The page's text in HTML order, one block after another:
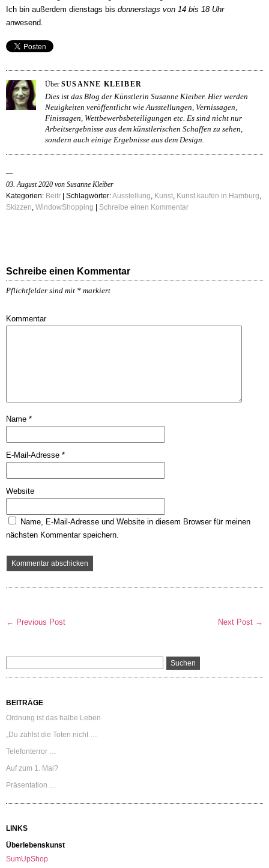
Ich bin außerdem dienstags bis donnerstags von 14 bis 18 Uhr
anwesend.
Über SUSANNE KLEIBER
Dies ist das Blog der Künstlerin Susanne Kleiber. Hier werden
Neuigkeiten veröffentlicht wie Ausstellungen, Vernissagen,
Finissagen, Wettbewerbsbeteiligungen etc. Es sind nicht nur
Arbeitsergebnisse aus dem künstlerischen Schaffen zu sehen,
sondern auch einige Ergebnisse aus dem Design.
03. August 2020 von Susanne Kleiber
Kategorien: Beitr | Schlagwörter:Ausstellung, Kunst, Kunst kaufen in Hamburg,
Skizzen, WindowShopping Schreibe einen Kommentar
Schreibe einen Kommentar
Pflichtfelder sind mit * markiert
Kommentar
Name *
E-Mail-Adresse *
Website
Name, E-Mail-Adresse und Website in diesem Browser für meinen
nächsten Kommentar speichern.
← Previous Post Next Post →
BEITRÄGE
Ordnung ist das halbe Leben
„Du zählst die Toten nicht …
Telefonterror …
Auf zum 1. Mai?
Präsentation …
LINKS
Überlebenskunst
SumUpShop